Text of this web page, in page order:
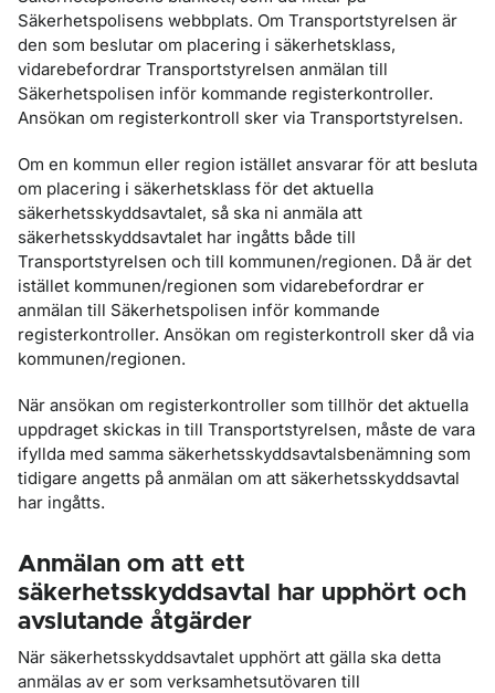
Säkerhetspolisens webbplats. Om Transportstyrelsen är
den som beslutar om placering i säkerhetsklass,
vidarebefordrar Transportstyrelsen anmälan till
Säkerhetspolisen inför kommande registerkontroller.
Ansökan om registerkontroll sker via Transportstyrelsen.
Om en kommun eller region istället ansvarar för att besluta
om placering i säkerhetsklass för det aktuella
säkerhetsskyddsavtalet, så ska ni anmäla att
säkerhetsskyddsavtalet har ingåtts både till
Transportstyrelsen och till kommunen/regionen. Då är det
istället kommunen/regionen som vidarebefordrar er
anmälan till Säkerhetspolisen inför kommande
registerkontroller. Ansökan om registerkontroll sker då via
kommunen/regionen.
När ansökan om registerkontroller som tillhör det aktuella
uppdraget skickas in till Transportstyrelsen, måste de vara
ifyllda med samma säkerhetsskyddsavtalsbenämning som
tidigare angetts på anmälan om att säkerhetsskyddsavtal
har ingåtts.
Anmälan om att ett
säkerhetsskyddsavtal har upphört och
avslutande åtgärder
När säkerhetsskyddsavtalet upphört att gälla ska detta
anmälas av er som verksamhetsutövaren till